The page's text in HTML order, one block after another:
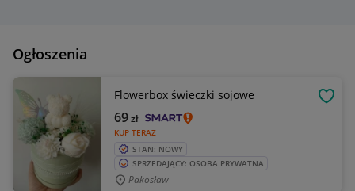
Ogłoszenia
Flowerbox świeczki sojowe
KUP TERAZ
69zł
STAN: NOWY
SPRZEDAJĄCY: OSOBA PRYWATNA
Pakosław